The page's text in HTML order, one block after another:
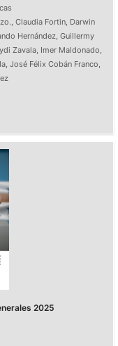
, Claudia Fortin, Darwin
Hernández, Guillermy
Zavala, Imer Maldonado,
, José Félix Cobán Franco,
2025